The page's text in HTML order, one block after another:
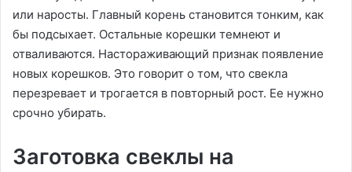
или наросты. Главный корень становится тонким, как
бы подсыхает. Остальные корешки темнеют и
отваливаются. Настораживающий признак появление
новых корешков. Это говорит о том, что свекла
перезревает и трогается в повторный рост. Ее нужно
срочно убирать.
Заготовка свеклы на